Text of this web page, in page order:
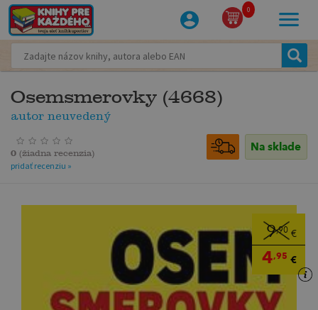
0
Osemsmerovky (4668)
autor neuvedený
Na sklade
0 (žiadna recenzia)
pridať recenziu »
9,90 €
4,95 €